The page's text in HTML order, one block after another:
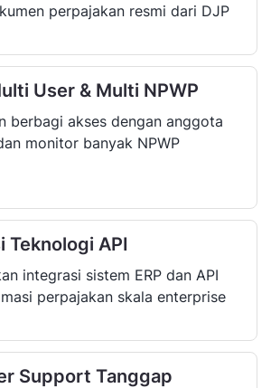
perpajakan resmi dari DJP
User & Multi NPWP
berbagi akses dengan anggota
monitor banyak NPWP
Teknologi API
integrasi sistem ERP dan API
perpajakan skala enterprise
Support Tanggap